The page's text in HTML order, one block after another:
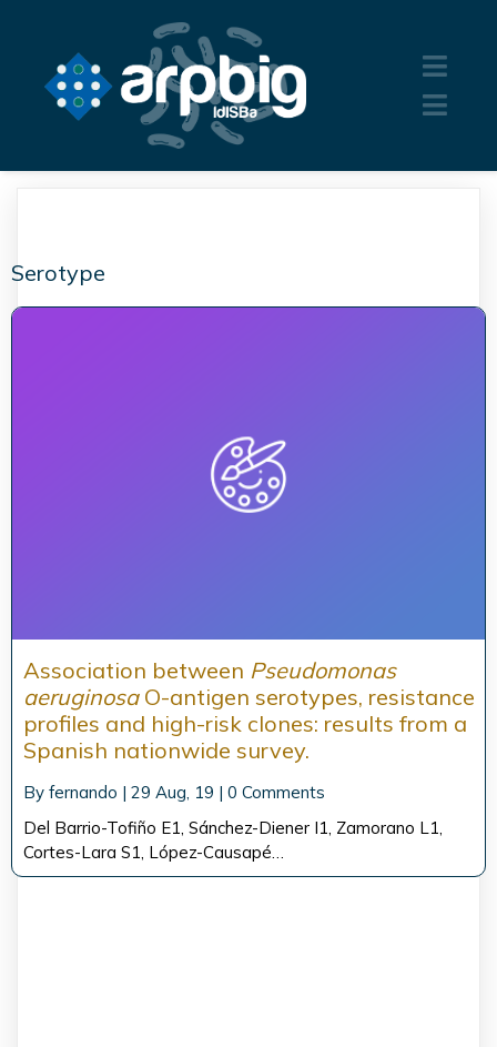
Serotype
Association between Pseudomonas
aeruginosaO-antigen serotypes, resistance
profiles and high-risk clones: results from a
Spanish nationwide survey.
By fernando | 29 Aug, 19 | 0 Comments
Del Barrio-Tofiño E1, Sánchez-Diener I1, Zamorano L1,
Cortes-Lara S1, López-Causapé…